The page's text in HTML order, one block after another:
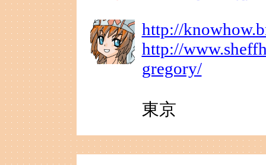
http://
http://
gregory/
東京